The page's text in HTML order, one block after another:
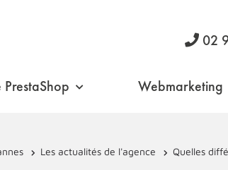
02
Webmarketing
Les actualités de l'agence Quelles